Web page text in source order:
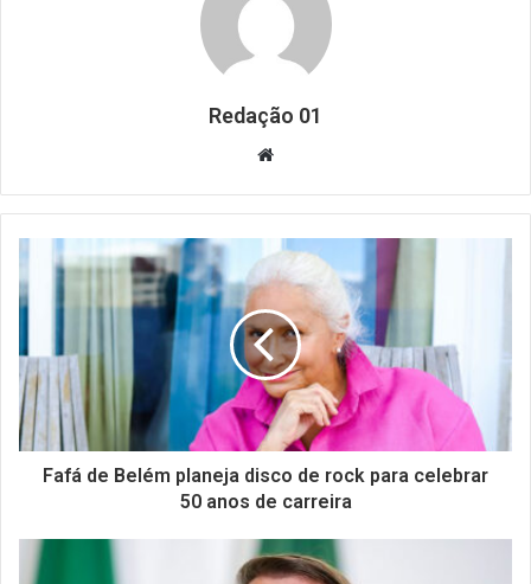
Redação 01
Website
Fafá de Belém planeja disco de rock para celebrar
50 anos de carreira